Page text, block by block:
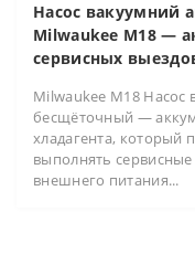
Насос вакуумний
Milwaukee M18 —
сервисных
Milwaukee M18 Насос
бесщёточный —
хладагента, который
выполнять
внешнего питания...